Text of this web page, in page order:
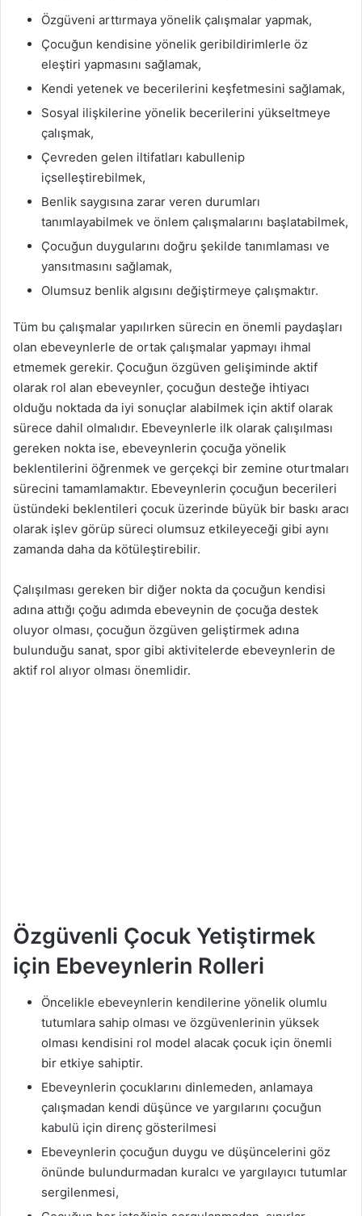
Özgüveni arttırmaya yönelik çalışmalar yapmak,
Çocuğun kendisine yönelik geribildirimlerle öz
eleştiri yapmasını sağlamak,
Kendi yetenek ve becerilerini keşfetmesini sağlamak,
Sosyal ilişkilerine yönelik becerilerini yükseltmeye
çalışmak,
Çevreden gelen iltifatları kabullenip
içselleştirebilmek,
Benlik saygısına zarar veren durumları
tanımlayabilmek ve önlem çalışmalarını başlatabilmek,
Çocuğun duygularını doğru şekilde tanımlaması ve
yansıtmasını sağlamak,
Olumsuz benlik algısını değiştirmeye çalışmaktır.
Tüm bu çalışmalar yapılırken sürecin en önemli paydaşları
olan ebeveynlerle de ortak çalışmalar yapmayı ihmal
etmemek gerekir. Çocuğun özgüven gelişiminde aktif
olarak rol alan ebeveynler, çocuğun desteğe ihtiyacı
olduğu noktada da iyi sonuçlar alabilmek için aktif olarak
sürece dahil olmalıdır. Ebeveynlerle ilk olarak çalışılması
gereken nokta ise, ebeveynlerin çocuğa yönelik
beklentilerini öğrenmek ve gerçekçi bir zemine oturtmaları
sürecini tamamlamaktır. Ebeveynlerin çocuğun becerileri
üstündeki beklentileri çocuk üzerinde büyük bir baskı aracı
olarak işlev görüp süreci olumsuz etkileyeceği gibi aynı
zamanda daha da kötüleştirebilir.
Çalışılması gereken bir diğer nokta da çocuğun kendisi
adına attığı çoğu adımda ebeveynin de çocuğa destek
oluyor olması, çocuğun özgüven geliştirmek adına
bulunduğu sanat, spor gibi aktivitelerde ebeveynlerin de
aktif rol alıyor olması önemlidir.
Özgüvenli Çocuk Yetiştirmek
için Ebeveynlerin Rolleri
Öncelikle ebeveynlerin kendilerine yönelik olumlu
tutumlara sahip olması ve özgüvenlerinin yüksek
olması kendisini rol model alacak çocuk için önemli
bir etkiye sahiptir.
Ebeveynlerin çocuklarını dinlemeden, anlamaya
çalışmadan kendi düşünce ve yargılarını çocuğun
kabulü için direnç gösterilmesi
Ebeveynlerin çocuğun duygu ve düşüncelerini göz
önünde bulundurmadan kuralcı ve yargılayıcı tutumlar
sergilenmesi,